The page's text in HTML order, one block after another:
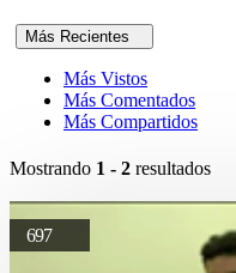
Más Recientes
Más Vistos
Más Comentados
Más Compartidos
Mostrando 1 - 2 resultados
697